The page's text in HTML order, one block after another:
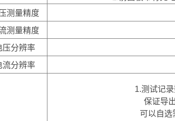
测量精度
测量精度
压分辨率
流分辨率
1.测试记
保证导
可以自选